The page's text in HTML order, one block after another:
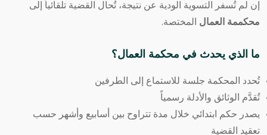
إن لم تُسفر التسوية الودية عن نتيجة، تُحال القضية تلقائياً إلى
محكممة العمال المختصة.
ما الذي يحدث في محكمة العمال؟
تُحدد المحكمة جلسة للاستماع إلى الطرفين
تُقدَّم الوثائق والأدلة رسمياً
يصدر حكم ابتدائي خلال مدة تتراوح بين أسابيع وأشهر حسب
تعقيد القضية